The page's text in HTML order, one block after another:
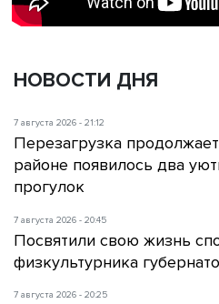
НОВОСТИ ДНЯ
7 августа 2026 - 21:12
Перезагрузка
районе появилось два
прогулок
7 августа 2026 - 20:45
Посвятили свою жизнь
физкультурника
7 августа 2026 - 20:25